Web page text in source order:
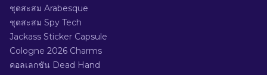
ชุดสะสม Arabesque
ชุดสะสม Spy Tech
Jackass Sticker Capsule
Cologne 2026 Charms
คอลเลกชัน Dead Hand